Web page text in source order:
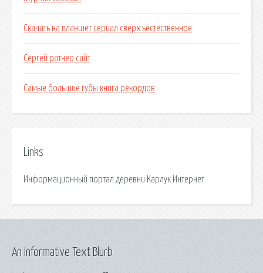
Скачать на планшет сериал сверхъестественное
Сергей ратнер сайт
Самые большие губы книга рекордов
Links
Информационный портал деревни Карлук Интернет.
An Informative Text Blurb